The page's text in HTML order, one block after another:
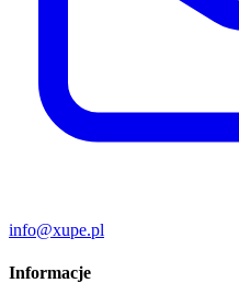
info@xupe.pl
Informacje